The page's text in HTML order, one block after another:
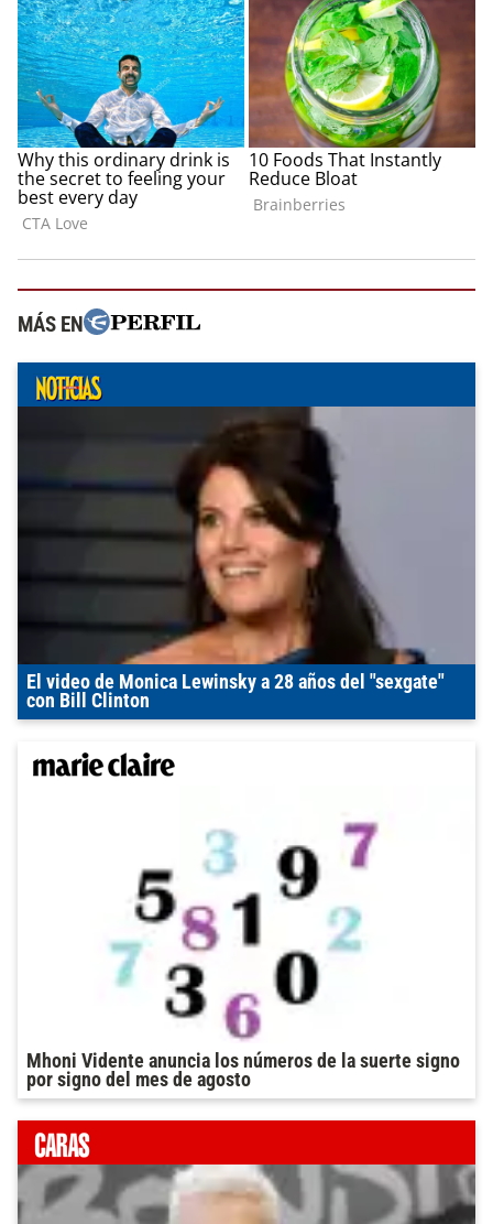
MÁS EN
El video de Monica Lewinsky a 28 años del "sexgate"
con Bill Clinton
Mhoni Vidente anuncia los números de la suerte signo
por signo del mes de agosto